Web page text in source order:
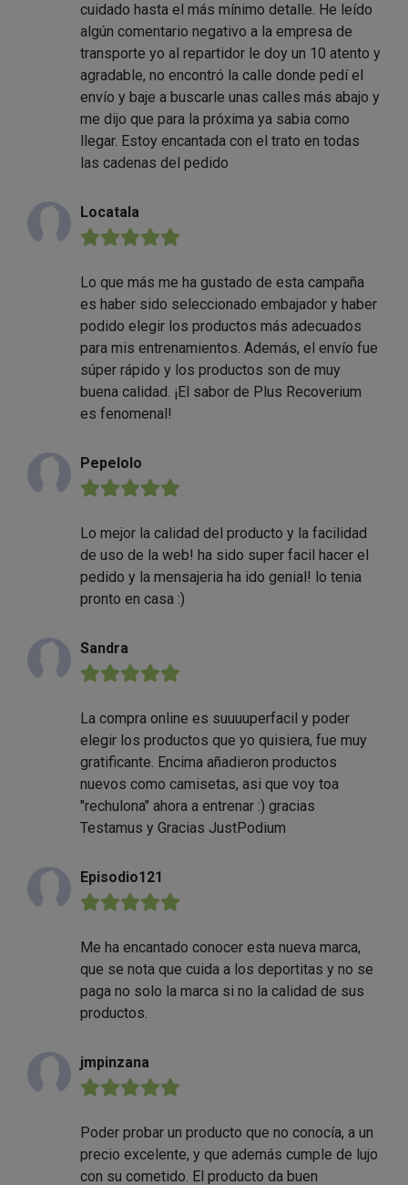
cuidado hasta el más mínimo detalle. He leído
algún comentario negativo a la empresa de
transporte yo al repartidor le doy un 10 atento y
agradable, no encontró la calle donde pedí el
envío y baje a buscarle unas calles más abajo y
me dijo que para la próxima ya sabia como
llegar. Estoy encantada con el trato en todas
las cadenas del pedido
Locatala
★★★★★
Lo que más me ha gustado de esta campaña
es haber sido seleccionado embajador y haber
podido elegir los productos más adecuados
para mis entrenamientos. Además, el envío fue
súper rápido y los productos son de muy
buena calidad. ¡El sabor de Plus Recoverium
es fenomenal!
Pepelolo
★★★★★
Lo mejor la calidad del producto y la facilidad
de uso de la web! ha sido super facil hacer el
pedido y la mensajeria ha ido genial! lo tenia
pronto en casa :)
Sandra
★★★★★
La compra online es suuuuperfacil y poder
elegir los productos que yo quisiera, fue muy
gratificante. Encima añadieron productos
nuevos como camisetas, asi que voy toa
"rechulona" ahora a entrenar :) gracias
Testamus y Gracias JustPodium
Episodio121
★★★★★
Me ha encantado conocer esta nueva marca,
que se nota que cuida a los deportitas y no se
paga no solo la marca si no la calidad de sus
productos.
jmpinzana
★★★★★
Poder probar un producto que no conocía, a un
precio excelente, y que además cumple de lujo
con su cometido. El producto da buen